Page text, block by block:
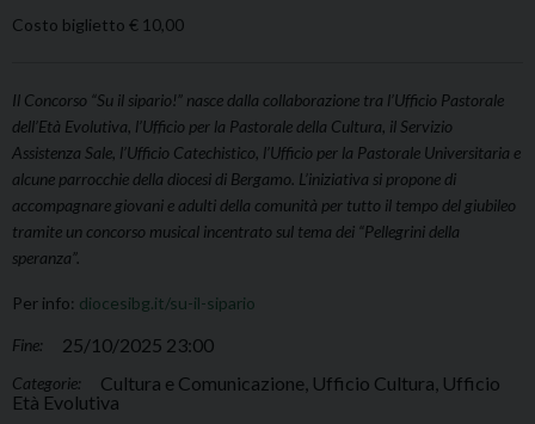
Costo biglietto € 10,00
Il Concorso “Su il sipario!” nasce dalla collaborazione tra l’Ufficio Pastorale
dell’Età Evolutiva, l’Ufficio per la Pastorale della Cultura, il Servizio
Assistenza Sale, l’Ufficio Catechistico, l’Ufficio per la Pastorale Universitaria e
alcune parrocchie della diocesi di Bergamo. L’iniziativa si propone di
accompagnare giovani e adulti della comunità per tutto il tempo del giubileo
tramite un concorso musical incentrato sul tema dei “Pellegrini della
speranza”.
Per info: diocesibg.it/su-il-sipario
Fine: 25/10/2025 23:00
Categorie:
Cultura e Comunicazione, Ufficio Cultura, Ufficio
Età Evolutiva